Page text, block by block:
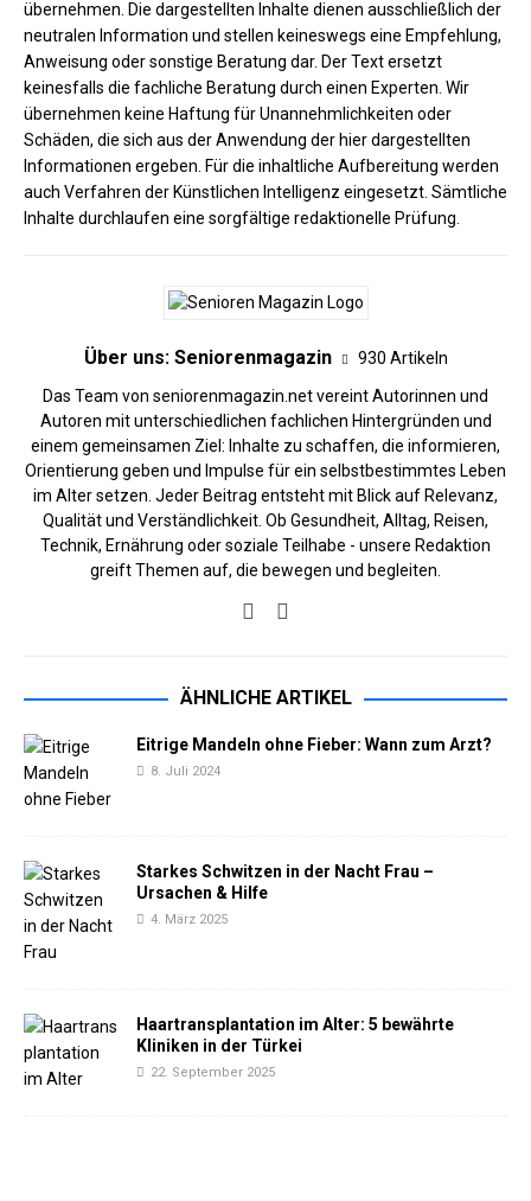
übernehmen. Die dargestellten Inhalte dienen ausschließlich der
neutralen Information und stellen keineswegs eine Empfehlung,
Anweisung oder sonstige Beratung dar. Der Text ersetzt
keinesfalls die fachliche Beratung durch einen Experten. Wir
übernehmen keine Haftung für Unannehmlichkeiten oder
Schäden, die sich aus der Anwendung der hier dargestellten
Informationen ergeben. Für die inhaltliche Aufbereitung werden
auch Verfahren der Künstlichen Intelligenz eingesetzt. Sämtliche
Inhalte durchlaufen eine sorgfältige redaktionelle Prüfung.
Über uns: Seniorenmagazin 930 Artikeln
Das Team von seniorenmagazin.net vereint Autorinnen und
Autoren mit unterschiedlichen fachlichen Hintergründen und
einem gemeinsamen Ziel: Inhalte zu schaffen, die informieren,
Orientierung geben und Impulse für ein selbstbestimmtes Leben
im Alter setzen. Jeder Beitrag entsteht mit Blick auf Relevanz,
Qualität und Verständlichkeit. Ob Gesundheit, Alltag, Reisen,
Technik, Ernährung oder soziale Teilhabe - unsere Redaktion
greift Themen auf, die bewegen und begleiten.
ÄHNLICHE ARTIKEL
Eitrige Mandeln ohne Fieber: Wann zum Arzt?
8. Juli 2024
Starkes Schwitzen in der Nacht Frau –
Ursachen & Hilfe
4. März 2025
Haartransplantation im Alter: 5 bewährte
Kliniken in der Türkei
22. September 2025